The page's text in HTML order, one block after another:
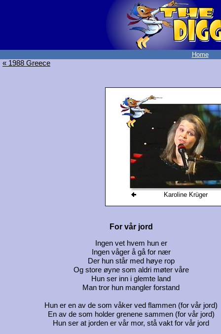
Home
« 1988 Greece
Karoline Krüger
For vår jord
Ingen vet hvem hun er
Ingen våger å gå for nær
Der hun står med høye rop
Og store øyne som aldri møter våre
Hun ser inn i glemte land
Man tror hun mangler forstand
Hun er en av de som våker ved flammen (for vår jord)
En av de som holder grenene sammen (for vår jord)
Hun ser at jorden er vår mor, stå vakt for vår jord